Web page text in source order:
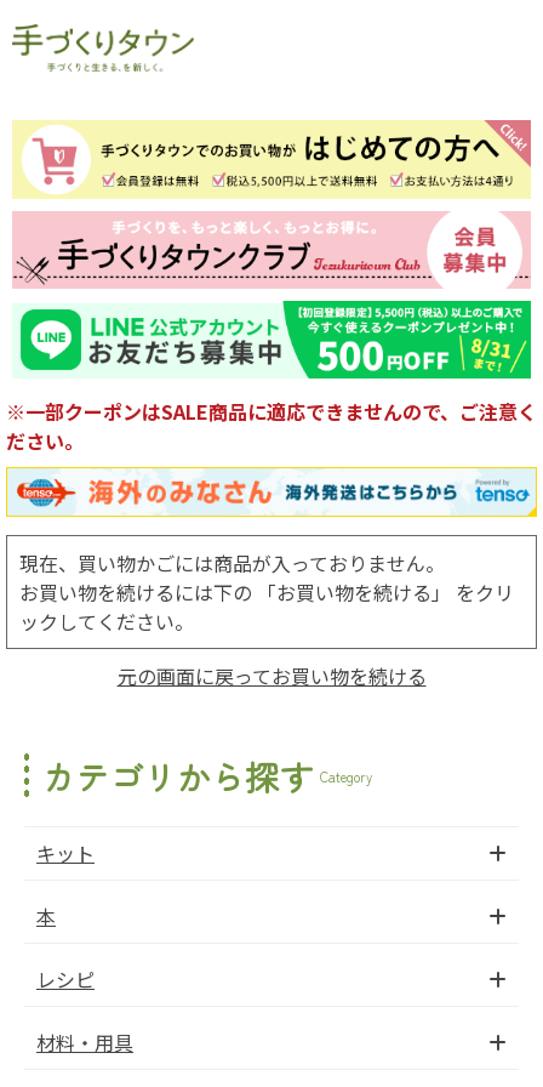
※一部クーポンはSALE商品に適応できませんので、ご注意く
ださい。
現在、買い物かごには商品が入っておりません。
お買い物を続けるには下の 「お買い物を続ける」 をクリ
ックしてください。
元の画面に戻ってお買い物を続ける
カテゴリから探す Category
キット
本
レシピ
材料・用具